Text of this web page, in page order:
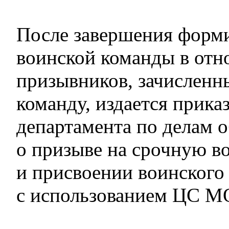
После завершения
воинской команды в
призывников,
команду, издается
департамента по делам
о призыве на срочную
и присвоении воинского
с использованием ЦС